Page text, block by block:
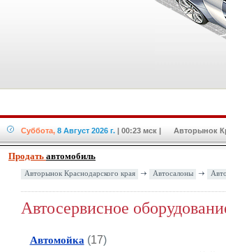
Суббота, 8 Август 2026 г. | 00:23 мск | Авторынок
Продать автомобиль
Авторынок Краснодарского края Автосалоны
Автосервисное
Автомойка (17)